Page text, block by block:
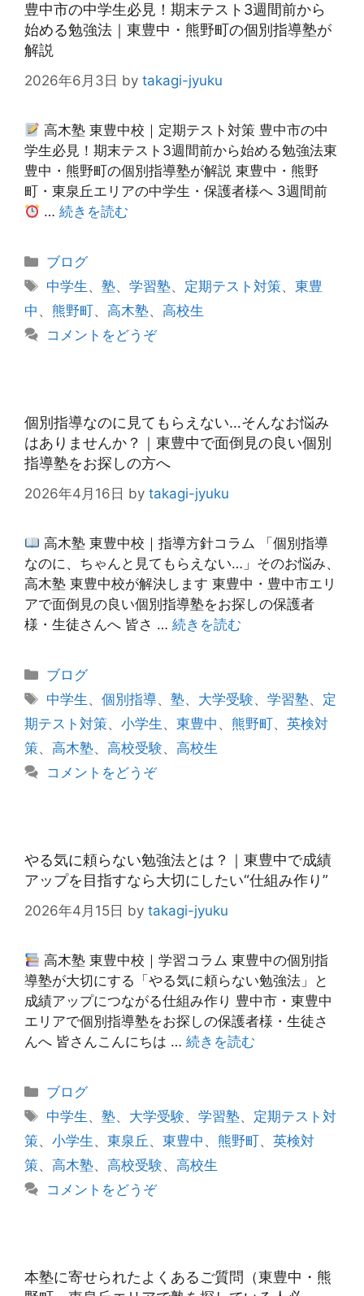
豊中市の中学生必見！期末テスト3週間前から
始める勉強法｜東豊中・熊野町の個別指導塾が
解説
2026年6月3日 by takagi-jyuku
高木塾 東豊中校｜定期テスト対策 豊中市の中
学生必見！期末テスト3週間前から始める勉強法東
豊中・熊野町の個別指導塾が解説 東豊中・熊野
町・東泉丘エリアの中学生・保護者様へ 3週間前
…続きを読む
カ
テ
リ
ー
ブログ
タ
グ
中学生 、塾、学習塾、 定期テスト対策、東豊
中 、 熊野町、 高木塾、 高校生
コメントをどうぞ
個別指導なのに見てもらえない…そんなお悩み
はありませんか？｜東豊中で面倒見の良い個別
指導塾をお探しの方へ
2026年4月16日 by takagi-jyuku
高木塾 東豊中校｜指導方針コラム 「個別指導
なのに、ちゃんと見てもらえない…」そのお悩み、
高木塾 東豊中校が解決します 東豊中・豊中市エリ
アで面倒見の良い個別指導塾をお探しの保護者
様・生徒さんへ 皆さ … 続きを読む
カ
テ
リ
ー
ブログ
タ
グ
中学生 、個別指導、塾、 大学受験、学習塾、 定
期テスト対策、 小学生 、 東豊中 、 熊野町、 英検対
策、 高木塾、 高校受験、 高校生
コメントをどうぞ
やる気に頼らない勉強法とは？｜東豊中で成績
アップを目指すなら大切にしたい“仕組み作り”
2026年4月15日 by takagi-jyuku
高木塾 東豊中校｜学習コラム 東豊中の個別指
導塾が大切にする「やる気に頼らない勉強法」と
成績アップにつながる仕組み作り 豊中市・東豊中
エリアで個別指導塾をお探しの保護者様・生徒さ
んへ 皆さんこんにちは … 続きを読む
カ
テ
リ
ー
ブログ
タ
グ
中学生 、塾、 大学受験、学習塾、 定期テスト対
策、 小学生 、 東泉丘 、 東豊中 、 熊野町、 英検対
策、 高木塾、 高校受験、 高校生
コメントをどうぞ
本塾に寄せられたよくあるご質問（東豊中・熊